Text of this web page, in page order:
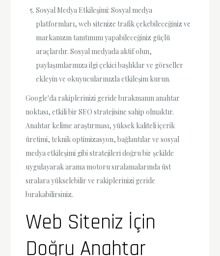
Sosyal Medya Etkileşimi: Sosyal medya
platformları, web sitenize trafik çekebileceğiniz ve
markanızın tanıtımını yapabileceğiniz güçlü
araçlardır. Sosyal medyada aktif olun,
paylaşımlarınıza ilgi çekici başlıklar ve görseller
ekleyin ve okuyucularınızla etkileşim kurun.
Google'da rakiplerinizi geride bırakmanın anahtar
noktası, etkili bir SEO stratejisine sahip olmaktır.
Anahtar kelime araştırması, yüksek kaliteli içerik
üretimi, teknik optimizasyon, bağlantılar ve sosyal
medya etkileşimi gibi stratejileri doğru bir şekilde
uygulayarak arama motoru sıralamalarında üst
sıralara yükselebilir ve rakiplerinizi geride
bırakabilirsiniz.
Web Siteniz İçin
Doğru Anahtar